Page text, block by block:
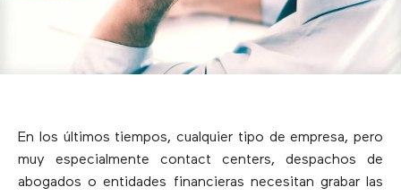
En los últimos tiempos, cualquier tipo de empresa, pero
muy especialmente contact centers, despachos de
abogados o entidades financieras necesitan grabar las